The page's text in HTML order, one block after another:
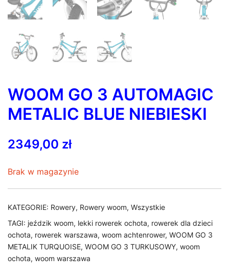
WOOM GO 3 AUTOMAGIC
METALIC BLUE NIEBIESKI
2349,00 zł
Brak w magazynie
KATEGORIE: Rowery, Rowery woom, Wszystkie
TAGI: jeździk woom, lekki rowerek ochota, rowerek dla dzieci
ochota, rowerek warszawa, woom achtenrower, WOOM GO 3
METALIK TURQUOISE, WOOM GO 3 TURKUSOWY, woom
ochota, woom warszawa